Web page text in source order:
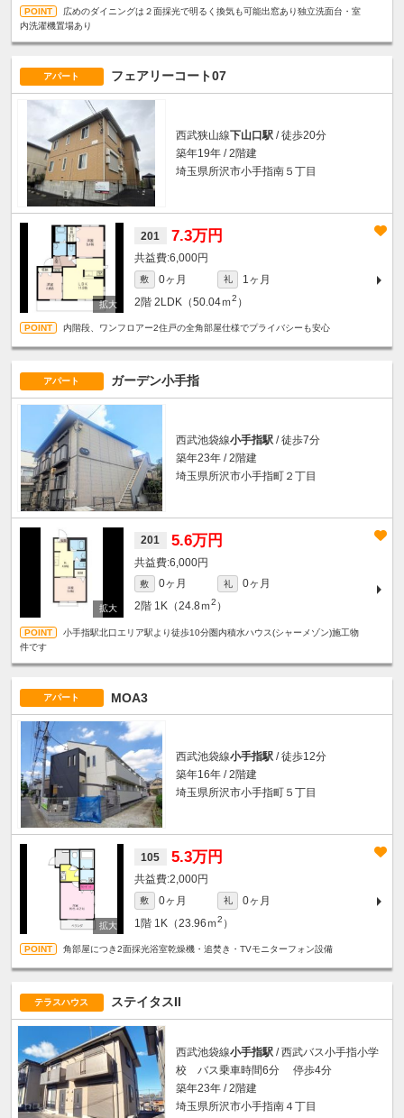
広めのダイニングは２面採光で明るく換気も可能出窓あり独立洗面台・室
内洗濯機置場あり
アパート フェアリーコート07
西武狭山線下山口駅 / 徒歩20分
築年19年 / 2階建
埼玉県所沢市小手指南５丁目
201 7.3万円
6,000円
敷 0ヶ月 礼
1ヶ月
2階 2LDK（50.04ｍ2 ）
内階段、ワンフロアー2住戸の全角部屋仕様でプライバシーも安心
アパート ガーデン小手指
西武池袋線小手指駅 / 徒歩7分
築年23年 / 2階建
埼玉県所沢市小手指町２丁目
201 5.6万円
6,000円
敷 0ヶ月 礼
0ヶ月
2階 1K（24.8ｍ2 ）
小手指駅北口エリア駅より徒歩10分圏内積水ハウス(シャーメゾン)施工物
件です
アパート MOA3
西武池袋線小手指駅 / 徒歩12分
築年16年 / 2階建
埼玉県所沢市小手指町５丁目
105 5.3万円
2,000円
敷 0ヶ月 礼
0ヶ月
1階 1K（23.96ｍ2 ）
角部屋につき2面採光浴室乾燥機・追焚き・TVモニターフォン設備
テラスハウス ステイタスII
西武池袋線小手指駅 / 西武バス小手指小学
校 バス乗車時間6分 停歩4分
築年23年 / 2階建
埼玉県所沢市小手指南４丁目